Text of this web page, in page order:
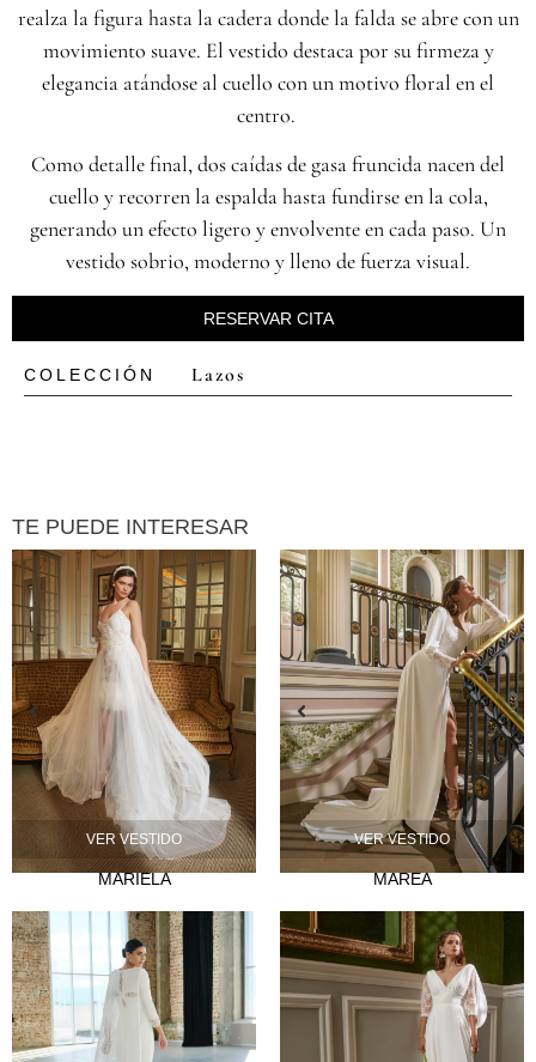
realza la figura hasta la cadera donde la falda se abre con un
movimiento suave. El vestido destaca por su firmeza y
elegancia atándose al cuello con un motivo floral en el
centro.
Como detalle final, dos caídas de gasa fruncida nacen del
cuello y recorren la espalda hasta fundirse en la cola,
generando un efecto ligero y envolvente en cada paso. Un
vestido sobrio, moderno y lleno de fuerza visual.
RESERVAR CITA
COLECCIÓN Lazos
TE PUEDE INTERESAR
VER VESTIDO
MARIELA
VER VESTIDO
MAREA